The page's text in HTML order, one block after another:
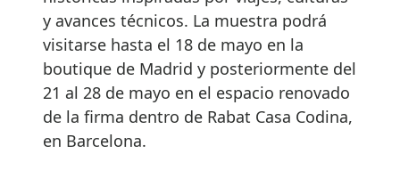
y avances técnicos. La muestra podrá
visitarse hasta el 18 de mayo en la
boutique de Madrid y posteriormente del
21 al 28 de mayo en el espacio renovado
de la firma dentro de Rabat Casa Codina,
en Barcelona.